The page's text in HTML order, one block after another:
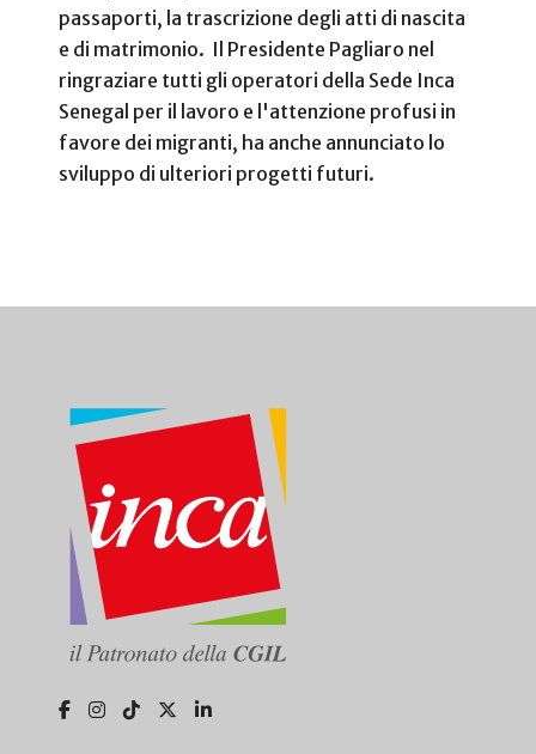
passaporti, la trascrizione degli atti di nascita
e di matrimonio. Il Presidente Pagliaro nel
ringraziare tutti gli operatori della Sede Inca
Senegal per il lavoro e l'attenzione profusi in
favore dei migranti, ha anche annunciato lo
sviluppo di ulteriori progetti futuri.